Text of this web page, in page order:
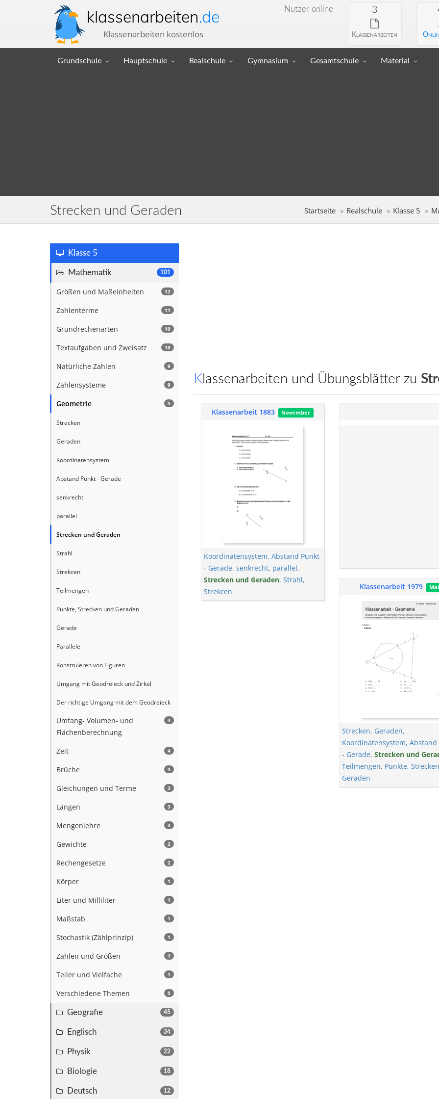
klassenarbeiten.de
Klassenarbeiten kostenlos
Nutzer online 3
Klassenarbeiten
Grundschule Hauptschule Realschule Gymnasium Gesamtschule Material
Strecken und Geraden Startseite Realschule Klasse 5
Klasse 5
101
Mathematik
12
Größen und Maßeinheiten
11
Zahlenterme
10
Grundrechenarten
10
Textaufgaben und Zweisatz
9
Natürliche Zahlen
9
Zahlensysteme
5
Geometrie
Strecken
Geraden
Koordinatensystem
Abstand Punkt - Gerade
senkrecht
parallel
Strecken und Geraden
Strahl
Strekcen
Teilmengen
Punkte, Strecken und Geraden
Gerade
Parallele
Konstruieren von Figuren
Umgang mit Geodreieck und Zirkel
Der richtige Umgang mit dem Geodreieck
4
Umfang- Volumen- und
Flächenberechnung
4
Zeit
3
Brüche
3
Gleichungen und Terme
3
Längen
3
Mengenlehre
2
Gewichte
2
Rechengesetze
1
Körper
1
Liter und Milliliter
1
Maßstab
1
Stochastik (Zählprinzip)
1
Zahlen und Größen
1
Teiler und Vielfache
5
Verschiedene Themen
45
Geografie
34
Englisch
22
Physik
18
Biologie
12
Deutsch
Klassenarbeiten und Übungsblätter zu
Klassenarbeit 1883 November
Koordinatensystem, Abstand Punkt
- Gerade, senkrecht, parallel,
Strecken und Geraden, Strahl,
Strekcen
Klassenarbeit 1979 Mai
Strecken, Geraden,
Koordinatensystem, Abstand
- Gerade, Strecken und
Teilmengen, Punkte,
Geraden